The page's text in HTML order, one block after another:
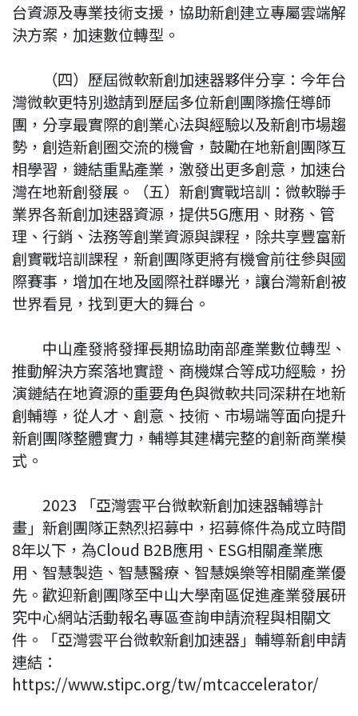
台資源及專業技術支援，協助新創建立專屬雲端解
決方案，加速數位轉型。
（四）歷屆微軟新創加速器夥伴分享：今年台
灣微軟更特別邀請到歷屆多位新創團隊擔任導師
團，分享最實際的創業心法與經驗以及新創市場趨
勢，創造新創圈交流的機會，鼓勵在地新創團隊互
相學習，鏈結重點產業，激發出更多創意，加速台
灣在地新創發展。（五）新創實戰培訓：微軟聯手
業界各新創加速器資源，提供5G應用、財務、管
理、行銷、法務等創業資源與課程，除共享豐富新
創實戰培訓課程，新創團隊更將有機會前往參與國
際賽事，增加在地及國際社群曝光，讓台灣新創被
世界看見，找到更大的舞台。
中山產發將發揮長期協助南部產業數位轉型、
推動解決方案落地實證、商機媒合等成功經驗，扮
演鏈結在地資源的重要角色與微軟共同深耕在地新
創輔導，從人才、創意、技術、市場端等面向提升
新創團隊整體實力，輔導其建構完整的創新商業模
式。
2023 「亞灣雲平台微軟新創加速器輔導計
畫」新創團隊正熱烈招募中，招募條件為成立時間
8年以下，為Cloud B2B應用、ESG相關產業應
用、智慧製造、智慧醫療、智慧娛樂等相關產業優
先。歡迎新創團隊至中山大學南區促進產業發展研
究中心網站活動報名專區查詢申請流程與相關文
件。「亞灣雲平台微軟新創加速器」輔導新創申請
連結：
https://www.stipc.org/tw/mtcaccelerator/